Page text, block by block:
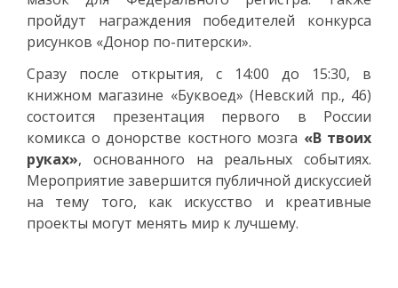
пройдут награждения победителей конкурса
рисунков «Донор по-питерски».
Сразу после открытия, с 14:00 до 15:30, в
книжном магазине «Буквоед» (Невский пр., 46)
состоится презентация первого в России
комикса о донорстве костного мозга «В твоих
руках», основанного на реальных событиях.
Мероприятие завершится публичной дискуссией
на тему того, как искусство и креативные
проекты могут менять мир к лучшему.